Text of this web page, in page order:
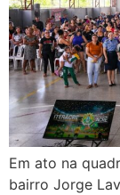
Em ato na
bairro Jorge